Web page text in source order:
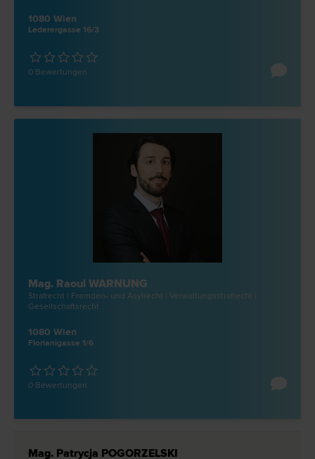
1080 Wien
Lederergasse 16/3
0 Bewertungen
Mag. Raoul WARNUNG
Straf­recht | Fremden- und Asyl­recht | Verwaltungsstraf­recht |
Gesellschafts­recht
1080 Wien
Florianigasse 1/6
0 Bewertungen
Mag. Patrycja POGORZELSKI